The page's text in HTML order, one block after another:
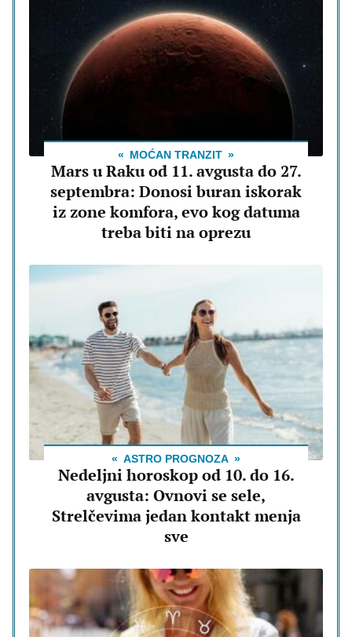
MOĆAN TRANZIT
Mars u Raku od 11. avgusta do 27.
septembra: Donosi buran iskorak
iz zone komfora, evo kog datuma
treba biti na oprezu
ASTRO PROGNOZA
Nedeljni horoskop od 10. do 16.
avgusta: Ovnovi se sele,
Strelčevima jedan kontakt menja
sve